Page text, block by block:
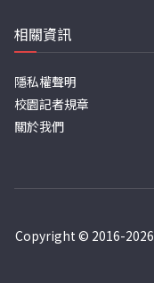
相關資訊
隱私權聲明
校園記者規章
關於我們
Copyright © 2016-2026